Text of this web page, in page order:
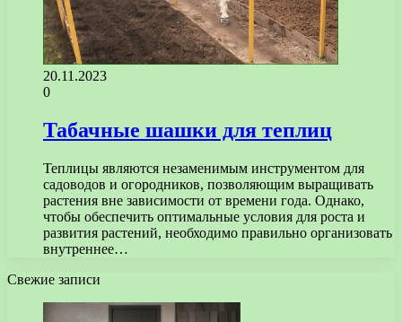
20.11.2023
0
Табачные шашки для теплиц
Теплицы являются незаменимым инструментом для
садоводов и огородников, позволяющим выращивать
растения вне зависимости от времени года. Однако,
чтобы обеспечить оптимальные условия для роста и
развития растений, необходимо правильно организовать
внутреннее…
Свежие записи